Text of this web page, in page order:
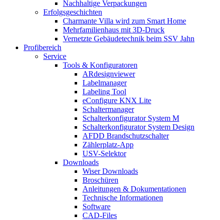
Nachhaltige Verpackungen
Erfolgsgeschichten
Charmante Villa wird zum Smart Home
Mehrfamilienhaus mit 3D-Druck
Vernetzte Gebäudetechnik beim SSV Jahn
Profibereich
Service
Tools & Konfiguratoren
ARdesignviewer
Labelmanager
Labeling Tool
eConfigure KNX Lite
Schaltermanager
Schalterkonfigurator System M
Schalterkonfigurator System Design
AFDD Brandschutzschalter
Zählerplatz-App
USV-Selektor
Downloads
Wiser Downloads
Broschüren
Anleitungen & Dokumentationen
Technische Informationen
Software
CAD-Files